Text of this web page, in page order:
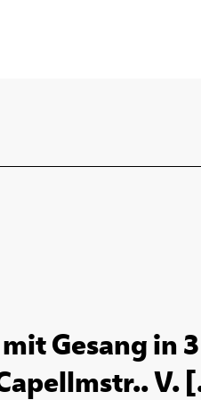
Gesang in
V.